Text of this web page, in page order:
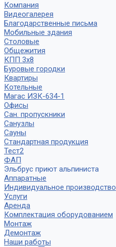
Компания
Видеогалерея
Благодарственные письма
Мобильные здания
Столовые
Общежития
КПП 3х8
Буровые городки
Квартиры
Котельные
Магас ИЗК-634-1
Офисы
Сан. пропускники
Санузлы
Сауны
Стандартная продукция
Тест2
ФАП
Эльбрус приют альпиниста
Аппаратные
Индивидуальное производство
Услуги
Аренда
Комплектация оборудованием
Монтаж
Демонтаж
Наши работы